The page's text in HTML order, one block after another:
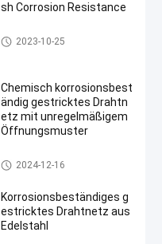
sh Corrosion Resistance
Edelstahl strickte Maschendra
ht
2023-10-25
Chemisch korrosionsbest
ändig gestricktes Drahtn
etz mit unregelmäßigem
Öffnungsmuster
Edelstahl strickte Maschendra
ht
2024-12-16
Korrosionsbeständiges g
estricktes Drahtnetz aus
Edelstahl